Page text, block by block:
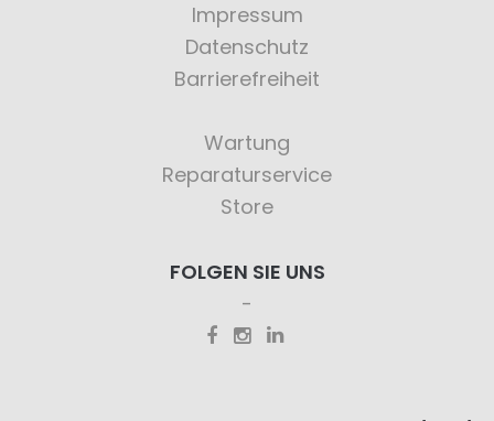
Impressum
Datenschutz
Barrierefreiheit
Wartung
Reparaturservice
Store
FOLGEN SIE UNS